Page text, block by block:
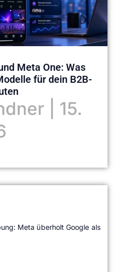
Meta One: Was
für dein B2B-
15.